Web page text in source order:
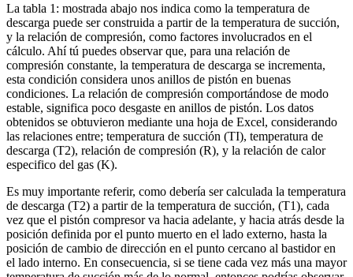
La tabla 1: mostrada abajo nos indica como la temperatura de
descarga puede ser construida a partir de la temperatura de succión,
y la relación de compresión, como factores involucrados en el
cálculo. Ahí tú puedes observar que, para una relación de
compresión constante, la temperatura de descarga se incrementa,
esta condición considera unos anillos de pistón en buenas
condiciones. La relación de compresión comportándose de modo
estable, significa poco desgaste en anillos de pistón. Los datos
obtenidos se obtuvieron mediante una hoja de Excel, considerando
las relaciones entre; temperatura de succión (TI), temperatura de
descarga (T2), relación de compresión (R), y la relación de calor
especifico del gas (K).
Es muy importante referir, como debería ser calculada la temperatura
de descarga (T2) a partir de la temperatura de succión, (T1), cada
vez que el pistón compresor va hacia adelante, y hacia atrás desde la
posición definida por el punto muerto en el lado externo, hasta la
posición de cambio de dirección en el punto cercano al bastidor en
el lado interno. En consecuencia, si se tiene cada vez más una mayor